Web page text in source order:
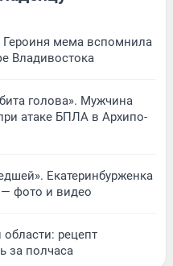
Героиня мема вспомнила
Владивостока
голова». Мужчина
атаке БПЛА в Архипо-
Екатеринбурженка
фото и видео
рецепт
за полчаса